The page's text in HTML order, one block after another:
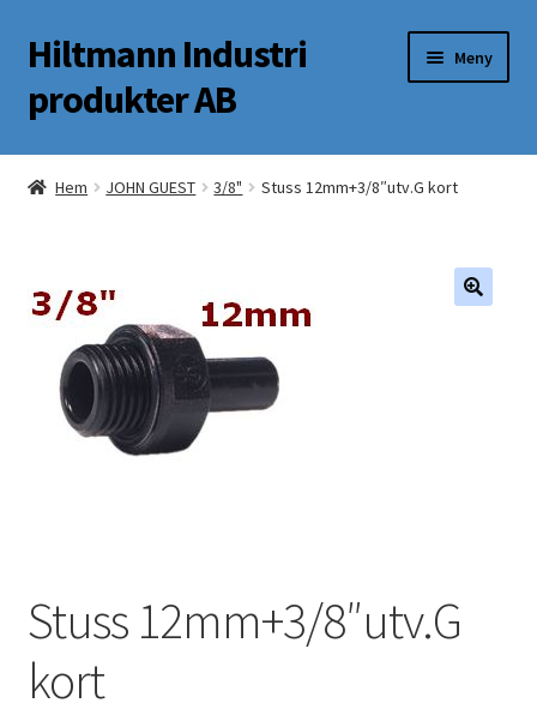
Hoppa
till
navigering
Hoppa
till
innehåll
Hiltmann Industri
produkter AB
Meny
Butik
Hem JOHN GUEST 3/8" Stuss 12mm+3/8″utv.G kort
Stuss 12mm+3/8″utv.G
kort